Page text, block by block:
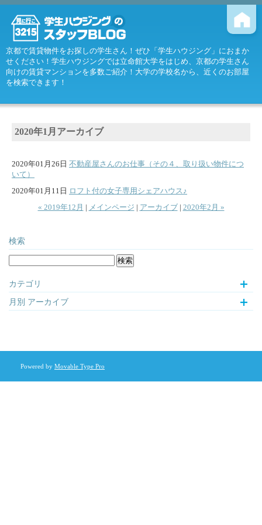
京都で賃貸物件をお探しの学生さん！ぜひ「学生ハウジング」におまか
せください！学生ハウジングでは立命館大学をはじめ、京都の学生さん
向けの賃貸マンションを多数ご紹介！大学の学校名から、近くのお部屋
を検索できます！
2020年1月アーカイブ
2020年01月26日 不動産屋さんのお仕事（その４、取り扱い物件につ
いて）
2020年01月11日 ロフト付の女子専用シェアハウス♪
« 2019年12月 | メインページ | アーカイブ| 2020年2月 »
検索
カテゴリ
月別 アーカイブ
Powered by Movable Type Pro